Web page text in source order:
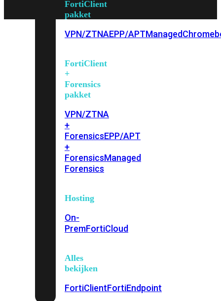
FortiClient
pakket
VPN/ZTNAEPP/APTManaged
FortiClient
+
Forensics
pakket
VPN/ZTNA
+
ForensicsEPP/APT
+
ForensicsManaged
Forensics
Hosting
On-
PremFortiCloud
Alles
bekijken
FortiClientFortiEndpoint